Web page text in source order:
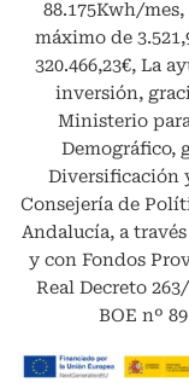
88.175Kwh/
máximo de
320.466,23€, La
inversión,
Ministerio
Demográfico,
Diversificación
Consejería de
Andalucía, a
y con Fondos
Real Decreto
BOE nº